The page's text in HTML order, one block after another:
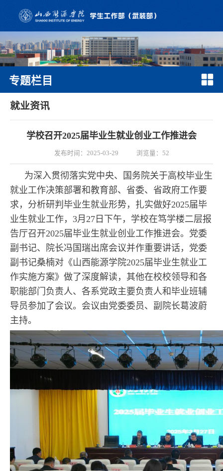
专题栏目
就业资讯
学校召开2025届毕业生就业创业工作推进会
发布时间：2025-03-29 浏览量： 52
为深入贯彻落实党中央、国务院关于高校毕业生
就业工作决策部署和教育部、省委、省政府工作要
求，分析研判毕业生就业形势，扎实做好2025届毕
业生就业工作，3月27日下午，学校在笃学楼二层报
告厅召开2025届毕业生就业创业工作推进会。党委
副书记、院长冯国瑞出席会议并作重要讲话，党委
副书记桑楠对《山西能源学院2025届毕业生就业工
作实施方案》做了深度解读，其他在校校领导和各
职能部门负责人、各系党政主要负责人和毕业班辅
导员参加了会议。会议由党委委员、副院长葛波蔚
主持。